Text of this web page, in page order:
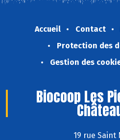
Accueil Contact
Protection des
Gestion des
Biocoop Les
19 rue Saint